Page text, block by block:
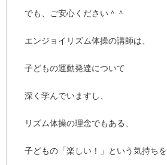
でも、ご安心ください＾＾
エンジョイリズム体操の講師は、
子どもの運動発達について
深く学んでいますし、
リズム体操の理念でもある、
子どもの「楽しい！」という気持ちを